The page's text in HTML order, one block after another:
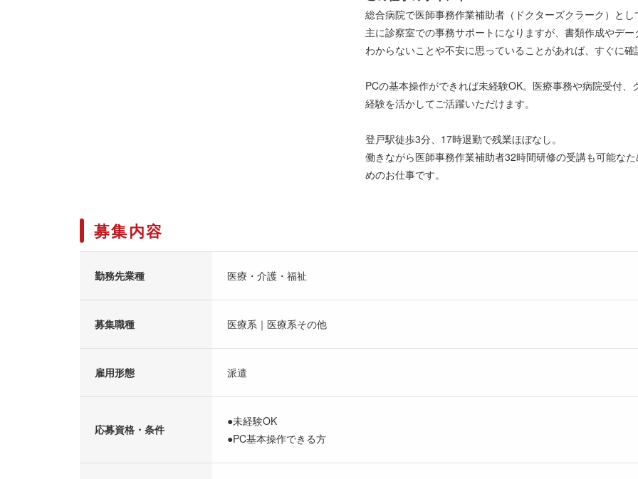
総合病院で医師事務作業補助者（ドクターズクラーク）と
主に診察室での事務サポートになりますが、書類作成やデ
わからないことや不安に思っていることがあれば、すぐに
PCの基本操作ができれば未経験OK。医療事務や病院受付
経験を活かしてご活躍いただけます。
登戸駅徒歩3分、17時退勤で残業ほぼなし。
働きながら医師事務作業補助者32時間研修の受講も可能な
めのお仕事です。
募集内容
勤務先業種 医療・介護・福祉
募集職種 医療系｜医療系その他
雇用形態 派遣
応募資格・条件
●未経験OK
●PC基本操作できる方